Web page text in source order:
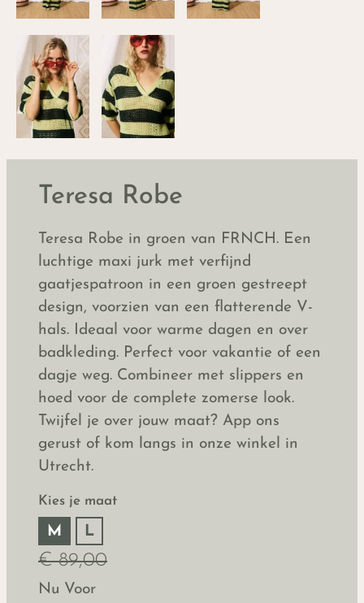
Teresa Robe
Teresa Robe in groen van FRNCH. Een
luchtige maxi jurk met verfijnd
gaatjespatroon in een groen gestreept
design, voorzien van een flatterende V-
hals. Ideaal voor warme dagen en over
badkleding. Perfect voor vakantie of een
dagje weg. Combineer met slippers en
hoed voor de complete zomerse look.
Twijfel je over jouw maat? App ons
gerust of kom langs in onze winkel in
Utrecht.
Kies je maat
M L
€ 89,00
Nu Voor